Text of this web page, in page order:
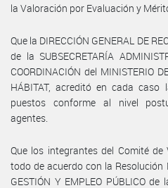
la Valoración por Evaluación y
Que la DIRECCIÓN GENERAL DE
de la SUBSECRETARÍA
COORDINACIÓN del MINISTERIO
HÁBITAT, acreditó en cada
puestos conforme al nivel
agentes.
Que los integrantes del Comité
todo de acuerdo con la Resolución
GESTIÓN Y EMPLEO PÚBLICO de